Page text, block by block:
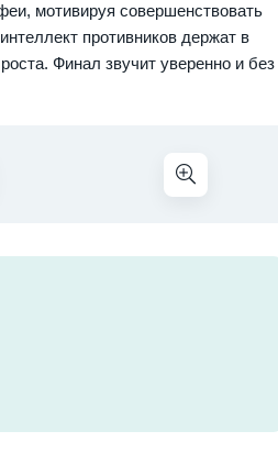
мотивируя совершенствовать
противников держат в
Финал звучит уверенно и без